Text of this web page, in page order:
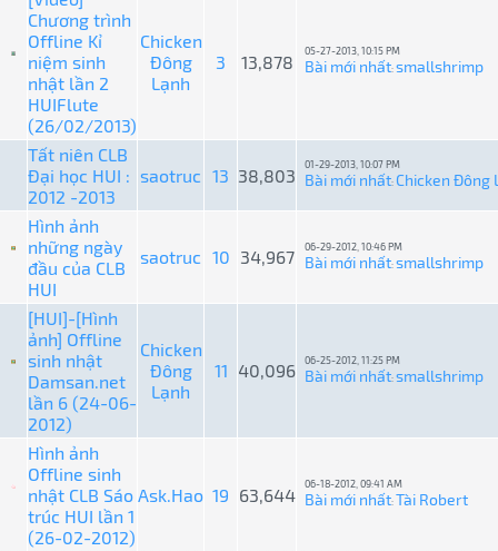
Chương trình
Offline Kỉ
niệm sinh
nhật lần 2
HUIFlute
(26/02/2013)
Chicken
Đông
Lạnh
3 13,878
05-27-2013, 10:15 PM
Bài mới nhất:smallshrimp
Tất niên CLB
Đại học HUI :
2012 -2013
saotruc 13 38,803
01-29-2013, 10:07 PM
Bài mới nhất: Chicken Đông
Hình ảnh
những ngày
đầu của CLB
HUI
saotruc 10 34,967 06-29-2012, 10:46 PM
Bài mới nhất:smallshrimp
[HUI]-[Hình
ảnh] Offline
sinh nhật
Damsan.net
lần 6 (24-06-
2012)
Chicken
Đông
Lạnh
11 40,096 06-25-2012, 11:25 PM
Bài mới nhất:smallshrimp
Hình ảnh
Offline sinh
nhật CLB Sáo
trúc HUI lần 1
(26-02-2012)
Ask.Hao 19 63,644
06-18-2012, 09:41 AM
Bài mới nhất:Tài Robert